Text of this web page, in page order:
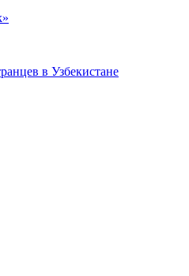
в Узбекистане